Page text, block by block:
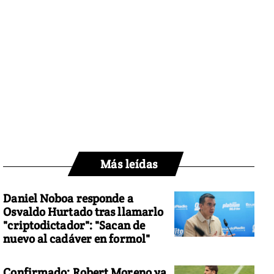
Más leídas
Daniel Noboa responde a
Osvaldo Hurtado tras llamarlo
"criptodictador": "Sacan de
nuevo al cadáver en formol"